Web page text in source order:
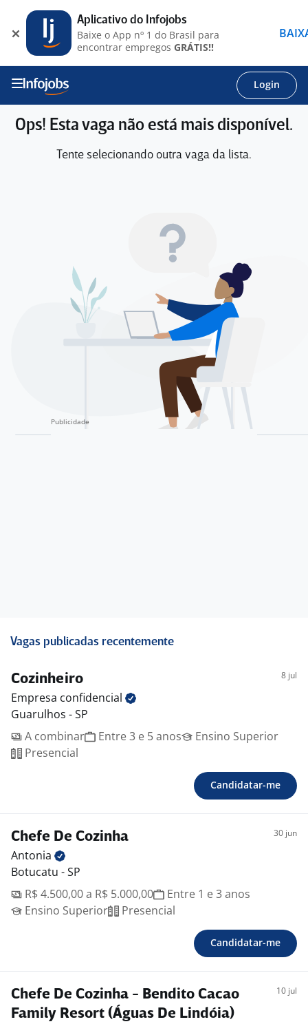
Login
Ops! Esta vaga não está mais disponível.
Tente selecionando outra vaga da lista.
Vagas publicadas recentemente
Cozinheiro 8 jul
Empresa confidencial
Guarulhos - SP
A combinar
Entre 3 e 5 anos
Ensino Superior
Presencial
Candidatar-me
Chefe De Cozinha 30 jun
Antonia
Botucatu - SP
R$ 4.500,00 a R$ 5.000,00
Entre 1 e 3 anos
Ensino Superior
Presencial
Candidatar-me
Chefe De Cozinha - Bendito Cacao
Family Resort (Águas De Lindóia)
10 jul
Aplicativo do Infojobs
Baixe o App nº 1 do Brasil para
encontrar empregos GRÁTIS!!